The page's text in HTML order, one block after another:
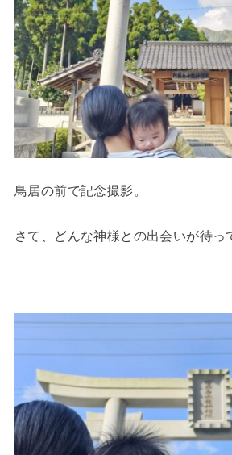
鳥居の前で記念撮影。
さて、どんな神様との出会いが待っ